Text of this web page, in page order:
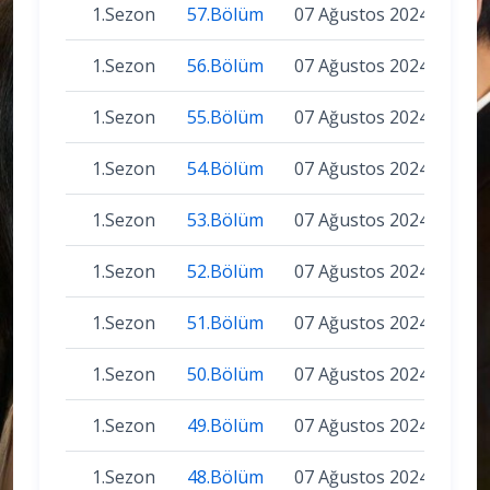
1.Sezon 57.Bölüm 07 Ağustos 2024
1.Sezon 56.Bölüm 07 Ağustos 2024
1.Sezon 55.Bölüm 07 Ağustos 2024
1.Sezon 54.Bölüm 07 Ağustos 2024
1.Sezon 53.Bölüm 07 Ağustos 2024
1.Sezon 52.Bölüm 07 Ağustos 2024
1.Sezon 51.Bölüm 07 Ağustos 2024
1.Sezon 50.Bölüm 07 Ağustos 2024
1.Sezon 49.Bölüm 07 Ağustos 2024
1.Sezon 48.Bölüm 07 Ağustos 2024